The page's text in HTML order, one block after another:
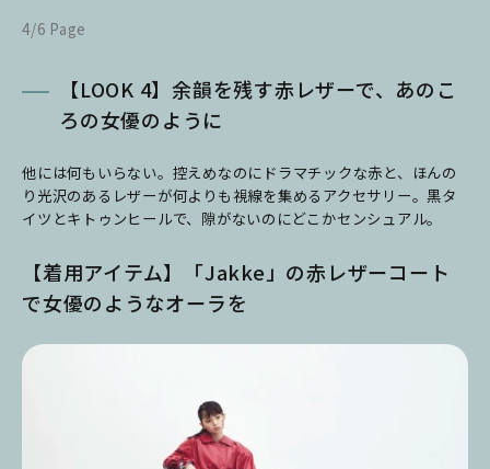
4/6 Page
【LOOK 4】余韻を残す赤レザーで、あのこ
ろの女優のように
他には何もいらない。控えめなのにドラマチックな赤と、ほんの
り光沢のあるレザーが何よりも視線を集めるアクセサリー。黒タ
イツとキトゥンヒールで、隙がないのにどこかセンシュアル。
【着用アイテム】「Jakke」の赤レザーコート
で女優のようなオーラを